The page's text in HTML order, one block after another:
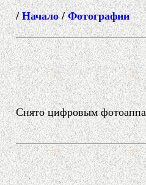
/Начало/Фотографии
Снято цифровым